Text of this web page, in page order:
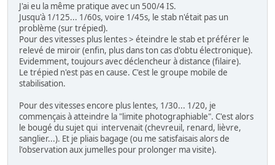
J'ai eu la même pratique avec un 500/4 IS.
Jusqu'à 1/125... 1/60s, voire 1/45s, le stab n'était pas un
problème (sur trépied).
Pour des vitesses plus lentes > éteindre le stab et préférer le
relevé de miroir (enfin, plus dans ton cas d'obtu électronique).
Evidemment, toujours avec déclencheur à distance (filaire).
Le trépied n'est pas en cause. C'est le groupe mobile de
stabilisation.
Pour des vitesses encore plus lentes, 1/30... 1/20, je
commençais à atteindre la "limite photographiable". C'est alors
le bougé du sujet qui intervenait (chevreuil, renard, lièvre,
sanglier...). Et je pliais bagage (ou me satisfaisais alors de
l'observation aux jumelles pour prolonger ma visite).